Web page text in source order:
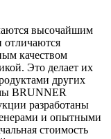
высочайшим
качеством
Это делает их
других
BRUNNER
разработаны
и опытными
стоимость